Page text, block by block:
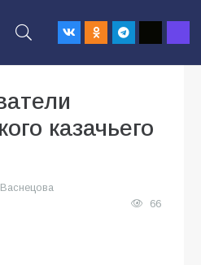
казачьего
66